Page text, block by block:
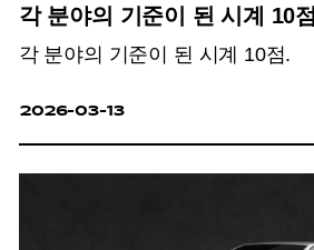
각 분야의 기준이 된 시계 10점
각 분야의 기준이 된 시계 10점.
2026-03-13